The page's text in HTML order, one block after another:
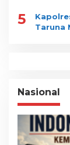
5
Taruna
Nasional